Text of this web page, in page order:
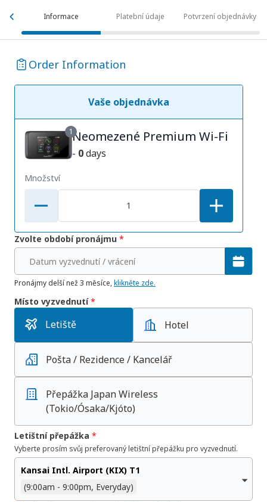
Informace Platební údaje Potvrzení objednávky
Order Information
Vaše objednávka
1Neomezené Premium Wi-Fi
- 0days
Množství
Zvolte období pronájmu *
Datum vyzvednutí / vrácení
Pronájmy delší než 3 měsíce,klikněte zde.
Místo vyzvednutí*
Letiště Hotel
Pošta / Rezidence / Kancelář
Přepážka Japan Wireless
(Tokio/Ósaka/Kjóto)
Letištní přepážka *
Vyberte prosím svůj preferovaný letištní přepážku pro vyzvednutí.
Kansai Intl. Airport (KIX) T1
(9:00am - 9:00pm, Everyday)